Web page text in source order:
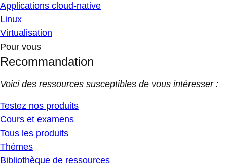
Applications cloud-native
Linux
Virtualisation
Pour vous
Recommandation
Voici des ressources susceptibles de vous intéresser :
Testez nos produits
Cours et examens
Tous les produits
Thèmes
Bibliothèque de ressources